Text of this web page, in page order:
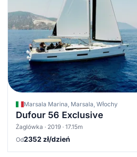
Marsala Marina, Marsala, Włochy
Dufour 56 Exclusive
Żaglówka · 2019 · 17.15m
Od2352 zł/dzień